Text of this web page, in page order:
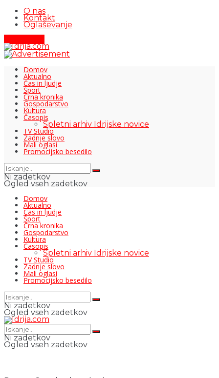
O nas
Kontakt
Oglaševanje
Domov
Aktualno
Čas in ljudje
Šport
Črna kronika
Gospodarstvo
Kultura
Časopis
Spletni arhiv Idrijske novice
TV Studio
Zadnje slovo
Mali oglasi
Promocijsko besedilo
Ni zadetkov
Ogled vseh zadetkov
Domov
Aktualno
Čas in ljudje
Šport
Črna kronika
Gospodarstvo
Kultura
Časopis
Spletni arhiv Idrijske novice
TV Studio
Zadnje slovo
Mali oglasi
Promocijsko besedilo
Ni zadetkov
Ogled vseh zadetkov
Ni zadetkov
Ogled vseh zadetkov